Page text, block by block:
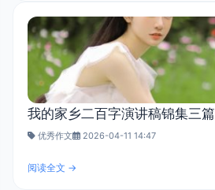
我的家乡二百字演讲稿锦集三篇
优秀作文 2026-04-11 14:47
阅读全文 →